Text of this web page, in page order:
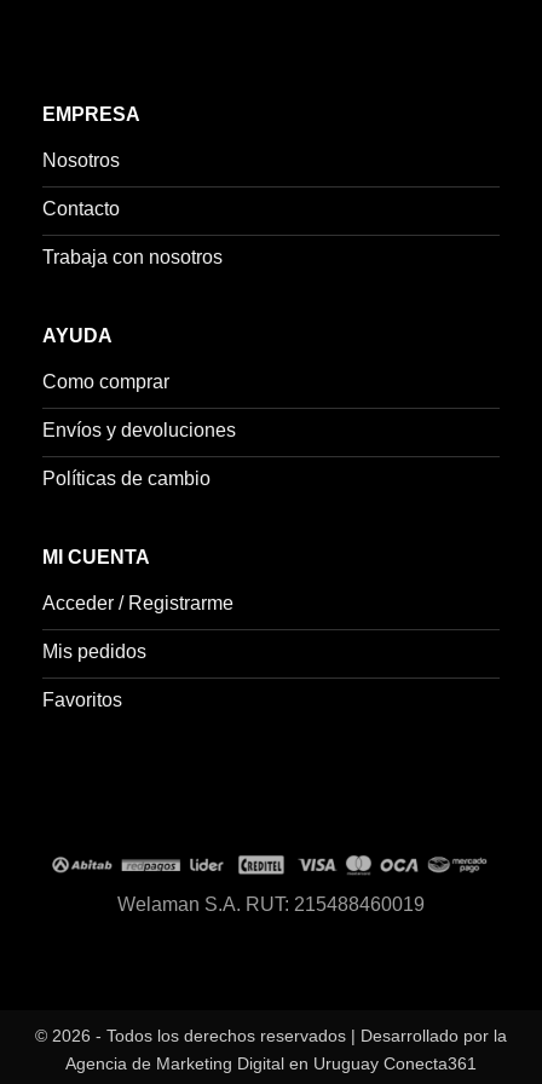
EMPRESA
Nosotros
Contacto
Trabaja con nosotros
AYUDA
Como comprar
Envíos y devoluciones
Políticas de cambio
MI CUENTA
Acceder / Registrarme
Mis pedidos
Favoritos
Welaman S.A. RUT: 215488460019
© 2026 - Todos los derechos reservados | Desarrollado por la
Agencia de Marketing Digital en Uruguay Conecta361